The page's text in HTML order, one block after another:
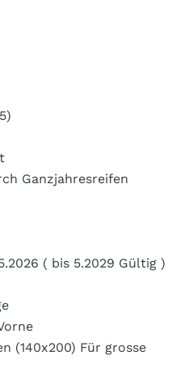
Ganzjahresreifen
( bis 5.2029 Gültig )
(140x200) Für grosse